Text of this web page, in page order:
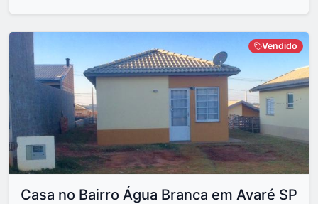
Vendido
Casa no Bairro Água Branca em Avaré SP